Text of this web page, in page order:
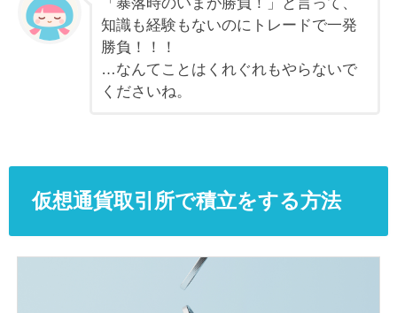
「暴落時のいまが勝負！」と言って、
知識も経験もないのにトレードで一発
勝負！！！
…なんてことはくれぐれもやらないで
くださいね。
仮想通貨取引所で積立をする方法